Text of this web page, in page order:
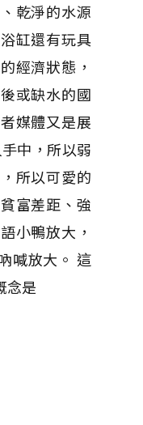
乾淨的水源
缸還有玩具
經濟狀態，
或缺水的國
媒體又是展
中，所以弱
所以可愛的
富差距、強
小鴨放大，
喊放大。 這
念是